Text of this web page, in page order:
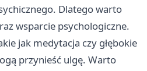
Dlatego warto
wsparcie psychologiczne.
jak medytacja czy głębokie
przynieść ulgę. Warto